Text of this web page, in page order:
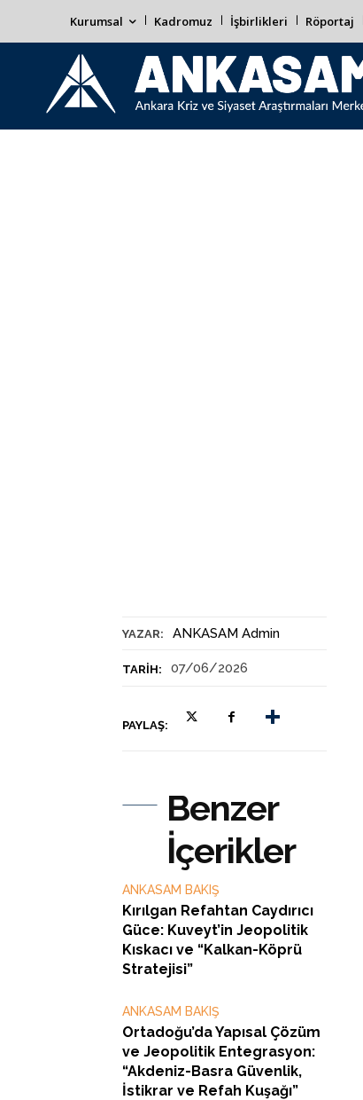
Kurumsal Kadromuz İşbirlikleri Röportaj
YAZAR: ANKASAM Admin
TARIH: 07/06/2026
PAYLAŞ:
Benzer
İçerikler
ANKASAM BAKIŞ
Kırılgan Refahtan Caydırıcı
Güce: Kuveyt’in Jeopolitik
Kıskacı ve “Kalkan-Köprü
Stratejisi”
ANKASAM BAKIŞ
Ortadoğu’da Yapısal Çözüm
ve Jeopolitik Entegrasyon:
“Akdeniz-Basra Güvenlik,
İstikrar ve Refah Kuşağı”